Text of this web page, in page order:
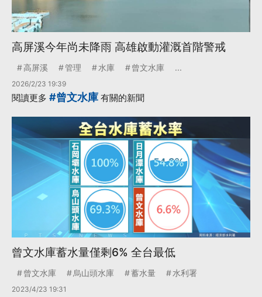
高屏溪今年尚未降雨 高雄啟動灌溉首階警戒
高屏溪 管理 水庫 曾文水庫 ...
2026/2/23 19:39
閱讀更多 #曾文水庫 有關的新聞
曾文水庫蓄水量僅剩6% 全台最低
曾文水庫 烏山頭水庫 蓄水量 水利署
2023/4/23 19:31